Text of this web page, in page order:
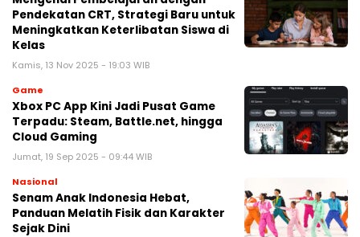
Pendekatan CRT, Strategi Baru untuk
Meningkatkan Keterlibatan Siswa di
Kelas
Kamis, 13 Nov 2025 - 19:03 WIB
Game
Xbox PC App Kini Jadi Pusat Game
Terpadu: Steam, Battle.net, hingga
Cloud Gaming
Jumat, 19 Sep 2025 - 09:44 WIB
Nasional
Senam Anak Indonesia Hebat,
Panduan Melatih Fisik dan Karakter
Sejak Dini